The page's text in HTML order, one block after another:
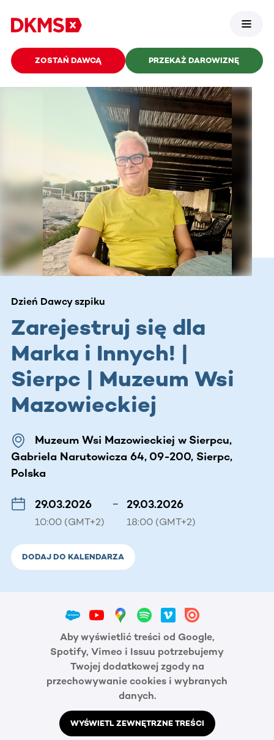
ZOSTAŃ DAWCĄ PRZEKAŻ DAROWIZNĘ
Dzień Dawcy szpiku
Zarejestruj się dla
Marka i Innych! |
Sierpc | Muzeum Wsi
Mazowieckiej
Muzeum Wsi Mazowieckiej w Sierpcu,
Gabriela Narutowicza 64, 09-200, Sierpc,
Polska
29.03.2026
10:00 (GMT+2)
– 29.03.2026
18:00 (GMT+2)
DODAJ DO KALENDARZA
Aby wyświetlić treści od Google,
Spotify, Vimeo i Issuu potrzebujemy
Twojej dodatkowej zgody na
przechowywanie cookies i wybranych
danych.
WYŚWIETL ZEWNĘTRZNE TREŚCI